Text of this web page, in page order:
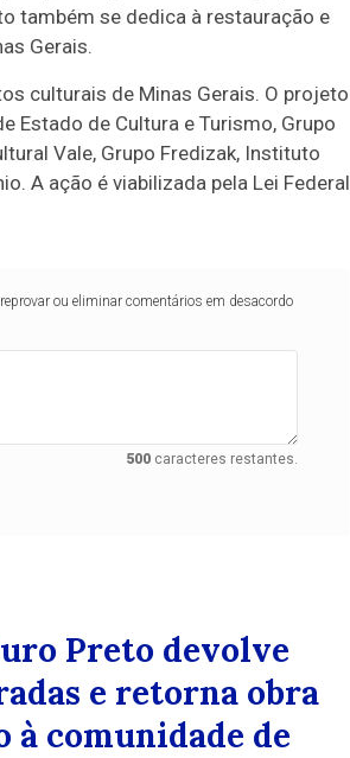
também se dedica à restauração e
Gerais.
culturais de Minas Gerais. O projeto
Estado de Cultura e Turismo, Grupo
Vale, Grupo Fredizak, Instituto
A ação é viabilizada pela Lei Federal
ou eliminar comentários em desacordo
500caracteres restantes.
Preto devolve
e retorna obra
comunidade de